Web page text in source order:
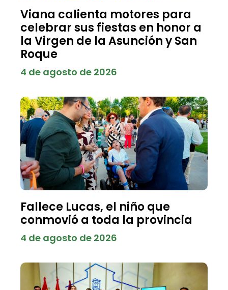
Viana calienta motores para
celebrar sus fiestas en honor a
la Virgen de la Asunción y San
Roque
4 de agosto de 2026
Fallece Lucas, el niño que
conmovió a toda la provincia
4 de agosto de 2026